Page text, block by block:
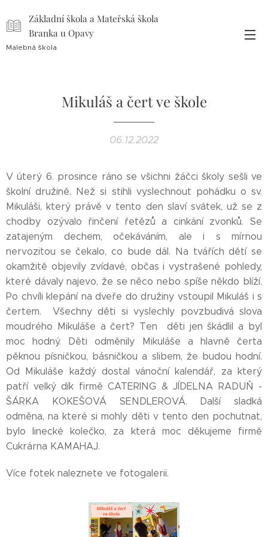
Základní škola a Mateřská škola
Branka u Opavy
Malebná škola
Mikuláš a čert ve škole
06.12.2022
V úterý 6. prosince ráno se všichni žáčci školy sešli ve
školní družině. Než si stihli vyslechnout pohádku o sv.
Mikuláši, který právě v tento den slaví svátek, už se z
chodby ozývalo řinčení řetězů a cinkání zvonků. Se
zatajeným dechem, očekáváním, ale i s mírnou
nervozitou se čekalo, co bude dál. Na tvářích dětí se
okamžitě objevily zvídavé, občas i vystrašené pohledy,
které dávaly najevo, že se něco nebo spíše někdo blíží.
Po chvíli klepání na dveře do družiny vstoupil Mikuláš i s
čertem. Všechny děti si vyslechly povzbudivá slova
moudrého Mikuláše a čert? Ten děti jen škádlil a byl
moc hodný. Děti odměnily Mikuláše a hlavně čerta
pěknou písničkou, básničkou a slibem, že budou hodní.
Od Mikuláše každý dostal vánoční kalendář, za který
patří velký dík firmě CATERING & JÍDELNA RADUŇ -
ŠÁRKA KOKEŠOVÁ SENDLEROVÁ. Další sladká
odměna, na které si mohly děti v tento den pochutnat,
bylo linecké kolečko, za která moc děkujeme firmě
Cukrárna KAMAHAJ.
Více fotek naleznete ve fotogalerii.